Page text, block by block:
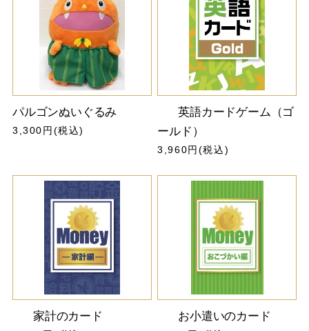
パルゴンぬいぐるみ
3,300円(税込)
英語カードゲーム（ゴ
ールド）
3,960円(税込)
家計のカード お小遣いのカード